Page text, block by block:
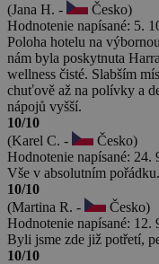
(Jana H. -
Česko)
Hodnotenie napísané: 5.
Poloha hotelu na
nám byla poskytnuta
wellness čisté. Slabším
chuťově až na polívky a
nápojů vyšší.
10/10
(Karel C. -
Česko)
Hodnotenie napísané: 24.
Vše v absolutním
10/10
(Martina R. -
Česko)
Hodnotenie napísané: 12.
Byli jsme zde již potřetí,
10/10